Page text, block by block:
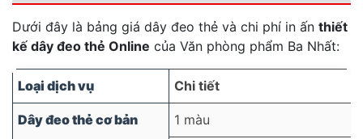
Dưới đây là bảng giá dây đeo thẻ và chi phí in ấn thiết
kế dây đeo thẻ Online của Văn phòng phẩm Ba Nhất:
Loại dịch vụ Chi tiết
Dây đeo thẻ cơ bản 1 màu